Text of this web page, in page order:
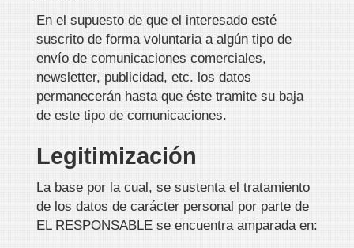
En el supuesto de que el interesado esté
suscrito de forma voluntaria a algún tipo de
envío de comunicaciones comerciales,
newsletter, publicidad, etc. los datos
permanecerán hasta que éste tramite su baja
de este tipo de comunicaciones.
Legitimización
La base por la cual, se sustenta el tratamiento
de los datos de carácter personal por parte de
EL RESPONSABLE se encuentra amparada en: